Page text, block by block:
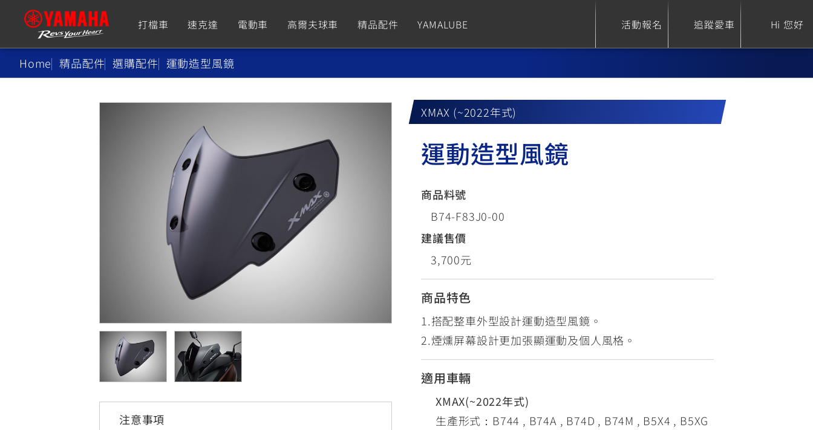
打檔車 速克達 電動車 高爾夫球車 精品配件 YAMALUBE 活動報名 追蹤愛車 Hi 您好
Sport Heritage
YZF-R9
550+
YZF-R7
550+
YZF-R3
251~549
YZF-R15
MT-09 Y-AMT MT-09
550+
MT-07 Y-AMT MT-07
MT-15 FZ-X
Fashion Adventure Family
XMAX
251~549
AUGUR
CYGNUS XR
CYGNUS X
BW'S
125
2.5 kw
追蹤愛車
我的愛車 瀏覽紀錄
Home 精品配件 選購配件 運動造型風鏡
注意事項
XMAX (~2022年式)
運動造型風鏡
商品料號
B74-F83J0-00
建議售價
3,700元
商品特色
1.搭配整車外型設計運動造型風鏡。
2.煙燻屏幕設計更加張顯運動及個人風格。
適用車輛
XMAX(~2022年式)
生產形式：B744 , B74A , B74D , B74M , B5X4 , B5XG